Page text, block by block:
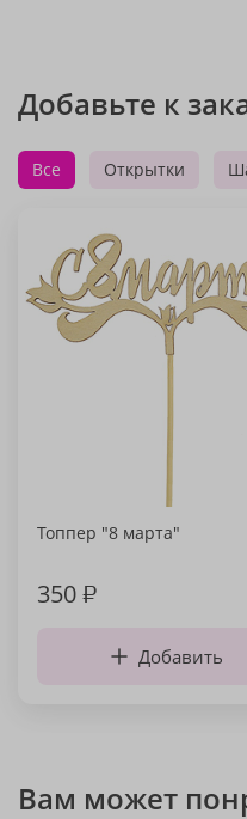
Добавьте к
Все Открытки
Топпер "8 марта"
350₽
Добавить
Вам может